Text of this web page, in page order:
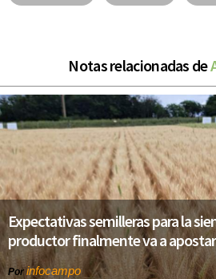
Notas relacionadas de
Expectativas semilleras para la
productor finalmente va a
Por infocampo